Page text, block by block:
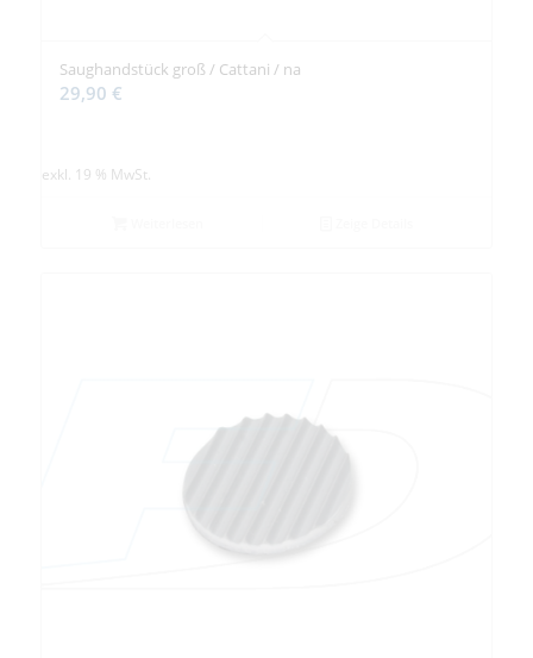
Saughandstück groß / Cattani / na
29,90 €
exkl. 19 % MwSt.